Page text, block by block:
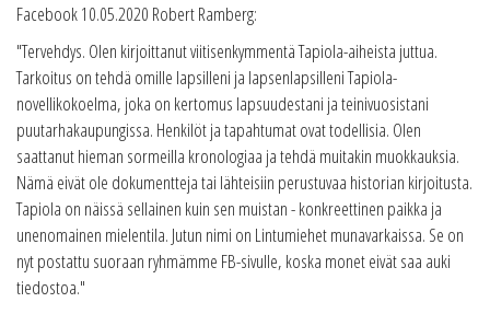
Facebook 10.05.2020 Robert Ramberg:
"Tervehdys. Olen kirjoittanut viitisenkymmentä Tapiola-aiheista juttua.
Tarkoitus on tehdä omille lapsilleni ja lapsenlapsilleni Tapiola-
novellikokoelma, joka on kertomus lapsuudestani ja teinivuosistani
puutarhakaupungissa. Henkilöt ja tapahtumat ovat todellisia. Olen
saattanut hieman sormeilla kronologiaa ja tehdä muitakin muokkauksia.
Nämä eivät ole dokumentteja tai lähteisiin perustuvaa historian kirjoitusta.
Tapiola on näissä sellainen kuin sen muistan - konkreettinen paikka ja
unenomainen mielentila. Jutun nimi on Lintumiehet munavarkaissa. Se on
nyt postattu suoraan ryhmämme FB-sivulle, koska monet eivät saa auki
tiedostoa."